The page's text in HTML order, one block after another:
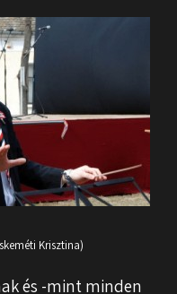
Krisztina)
és -mint minden